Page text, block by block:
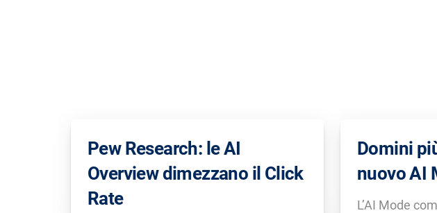
Pew Research: le AI
Overview dimezzano il Click
Rate
Domini
nuovo AI
L’AI Mode